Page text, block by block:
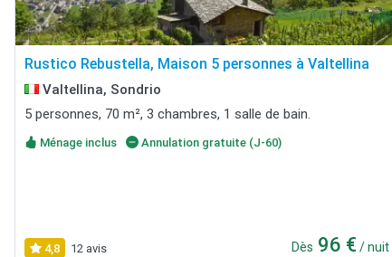
Rustico Rebustella, Maison 5 personnes à Valtellina
Valtellina, Sondrio
5 personnes, 70 m², 3 chambres, 1 salle de bain.
Ménage inclus Annulation gratuite (J-60)
4,8 12 avis Dès 96 € / nuit